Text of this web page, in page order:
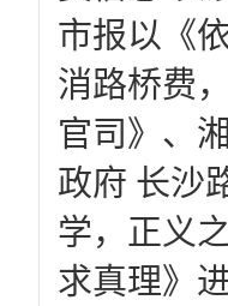
市报以《
消路桥费
官司》、
政府 长沙
学，正义
求真理》